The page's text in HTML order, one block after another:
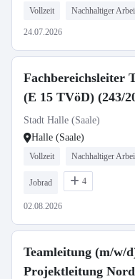
Vollzeit Nachhaltiger
24.07.2026
Fachbereichsleiter
(E 15 TVöD) (243/
Stadt Halle (Saale)
Halle (Saale)
Vollzeit Nachhaltiger
Jobrad 4
02.08.2026
Teamleitung (m/w/
Projektleitung